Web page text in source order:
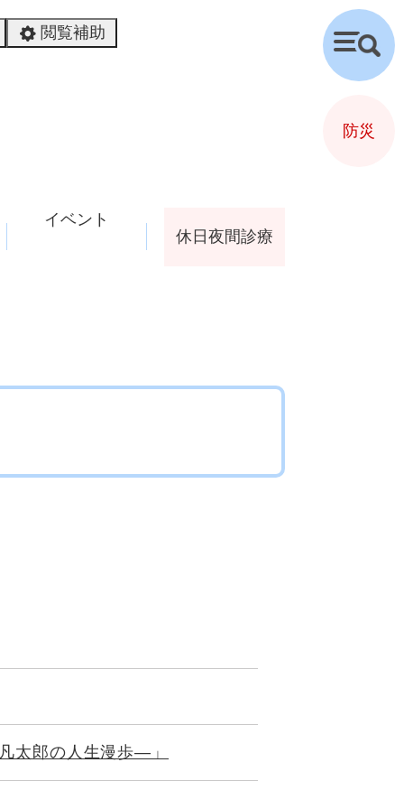
閲覧補助
イベント
休日夜間診療
郎の人生漫歩―」
検
索
防災